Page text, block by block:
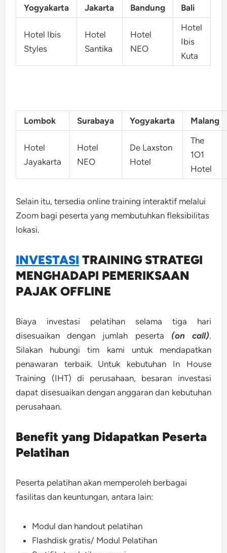
Yogyakarta Jakarta Bandung Bali
Hotel Ibis
Styles
Hotel
Santika
Hotel
NEO
Hotel
Ibis
Kuta
Lombok Surabaya Yogyakarta Malang
Hotel
Jayakarta
Hotel
NEO
De Laxston
Hotel
The
1O1
Hotel
Selain itu, tersedia online training interaktif melalui
Zoom bagi peserta yang membutuhkan fleksibilitas
lokasi.
INVESTASI TRAININGSTRATEGI
MENGHADAPI PEMERIKSAAN
PAJAK OFFLINE
Biaya investasi pelatihan selama tiga hari
disesuaikan dengan jumlah peserta (on call).
Silakan hubungi tim kami untuk mendapatkan
penawaran terbaik. Untuk kebutuhan In House
Training (IHT) di perusahaan, besaran investasi
dapat disesuaikan dengan anggaran dan kebutuhan
perusahaan.
Benefit yang Didapatkan Peserta
Pelatihan
Peserta pelatihan akan memperoleh berbagai
fasilitas dan keuntungan, antara lain:
Modul dan handout pelatihan
Flashdisk gratis/ Modul Pelatihan